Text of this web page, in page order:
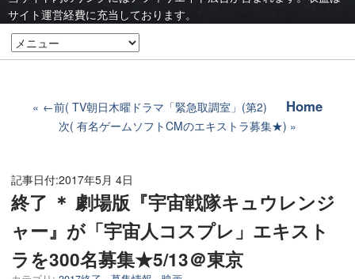
サイト運営経費に充当しております。
←前( TV朝日木曜ドラマ「緊急取調室」(第2) Home
次( 有名ゲームソフトCMのエキストラ募集★)
記事日付:2017年5月 4日
終了 ＊ 劇場版『宇宙戦隊キュウレンジ
ャー』が「宇宙人コスプレ」エキスト
ラを300名募集★5/13＠東京